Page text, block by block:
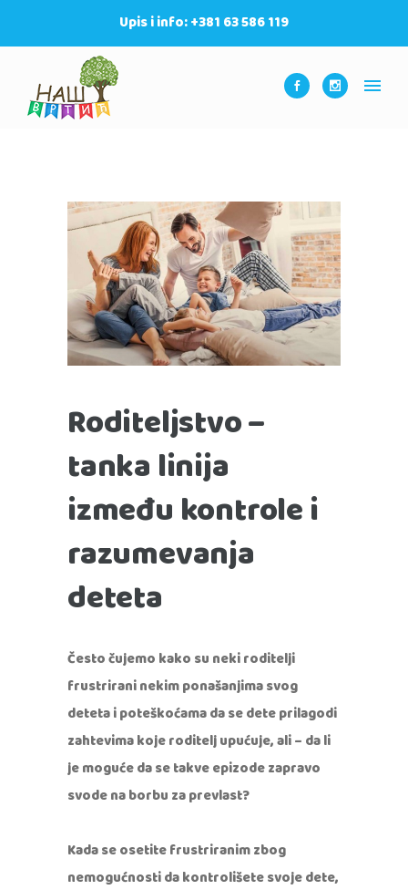
Upis i info: +381 63 586 119
Roditeljstvo –
tanka linija
između kontrole i
razumevanja
deteta
Često čujemo kako su neki roditelji
frustrirani nekim ponašanjima svog
deteta i poteškoćama da se dete prilagodi
zahtevima koje roditelj upućuje, ali– da li
je moguće da se takve epizode zapravo
svode na borbu za prevlast?
Kada se osetite frustriranim zbog
nemogućnosti da kontrolišete svoje dete,